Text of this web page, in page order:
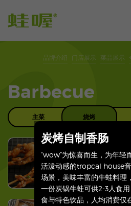
品牌介绍 门店展示 菜品展示
Barbecue
主菜 烧烤
炭烤自制香肠
“wow”为惊喜而生，为年轻
活泼动感的tropcal house
场景，美味丰富的牛蛙料理，
一份炭锅牛蛙可供2-3人食
食与特色饮品，人均消费仅